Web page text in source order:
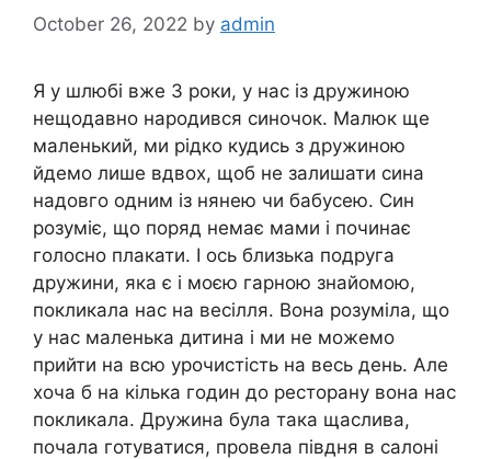
October 26, 2022 by admin
Я у шлюбі вже 3 роки, у нас із дружиною
нещодавно народився синочок. Малюк ще
маленький, ми рідко кудись з дружиною
йдемо лише вдвох, щоб не залишати сина
надовго одним із нянею чи бабусею. Син
розуміє, що поряд немає мами і починає
голосно плакати. І ось близька подруга
дружини, яка є і моєю гарною знайомою,
покликала нас на весілля. Вона розуміла, що
у нас маленька дитина і ми не можемо
прийти на всю урочистість на весь день. Але
хоча б на кілька годин до ресторану вона нас
покликала. Дружина була така щаслива,
почала готуватися, провела півдня в салоні